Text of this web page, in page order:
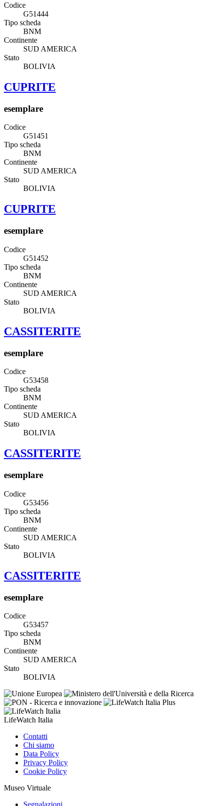
Codice
G51444
Tipo scheda
BNM
Continente
SUD AMERICA
Stato
BOLIVIA
CUPRITE
esemplare
Codice
G51451
Tipo scheda
BNM
Continente
SUD AMERICA
Stato
BOLIVIA
CUPRITE
esemplare
Codice
G51452
Tipo scheda
BNM
Continente
SUD AMERICA
Stato
BOLIVIA
CASSITERITE
esemplare
Codice
G53458
Tipo scheda
BNM
Continente
SUD AMERICA
Stato
BOLIVIA
CASSITERITE
esemplare
Codice
G53456
Tipo scheda
BNM
Continente
SUD AMERICA
Stato
BOLIVIA
CASSITERITE
esemplare
Codice
G53457
Tipo scheda
BNM
Continente
SUD AMERICA
Stato
BOLIVIA
LifeWatch Italia
Contatti
Chi siamo
Data Policy
Privacy Policy
Cookie Policy
Museo Virtuale